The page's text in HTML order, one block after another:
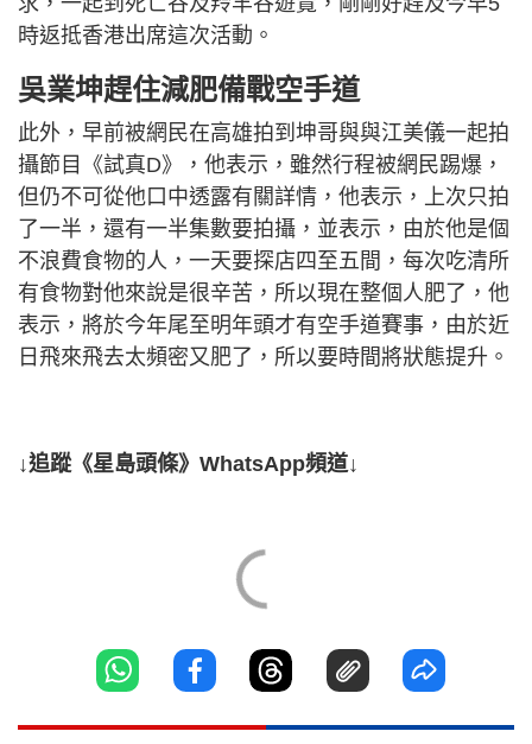
時返抵香港出席這次活動。
吳業坤趕住減肥備戰空手道
此外，早前被網民在高雄拍到坤哥與與江美儀一起拍
攝節目《試真D》，他表示，雖然行程被網民踢爆，
但仍不可從他口中透露有關詳情，他表示，上次只拍
了一半，還有一半集數要拍攝，並表示，由於他是個
不浪費食物的人，一天要探店四至五間，每次吃清所
有食物對他來說是很辛苦，所以現在整個人肥了，他
表示，將於今年尾至明年頭才有空手道賽事，由於近
日飛來飛去太頻密又肥了，所以要時間將狀態提升。
↓追蹤《星島頭條》WhatsApp頻道↓